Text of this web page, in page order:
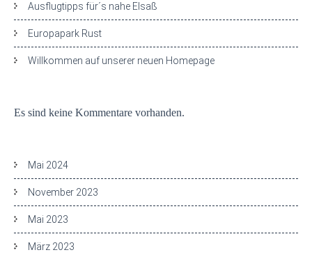
Ausflugtipps für´s nahe Elsaß
Europapark Rust
Willkommen auf unserer neuen Homepage
Es sind keine Kommentare vorhanden.
Mai 2024
November 2023
Mai 2023
März 2023